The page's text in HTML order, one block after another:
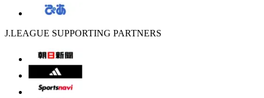
J.LEAGUE SUPPORTING PARTNERS